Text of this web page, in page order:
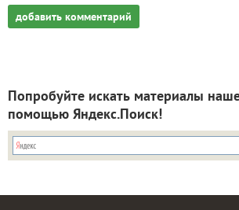
добавить комментарий
Попробуйте искать материалы
помощью Яндекс.Поиск!